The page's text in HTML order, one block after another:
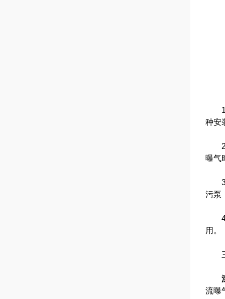
1、
种安
2、
曝气
3、
污泵
4、
用。
三
流曝